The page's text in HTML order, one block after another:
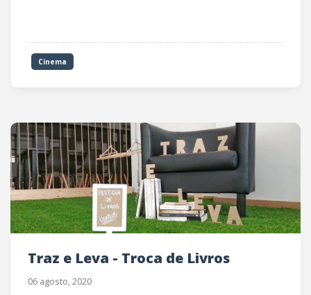
Cinema
Traz e Leva - Troca de Livros
06 agosto, 2020